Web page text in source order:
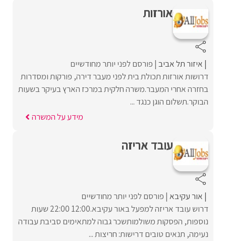
אורזות
איזור תל אביב פורסם לפני יותר מחודשיים
דרושות אורזות תכולת בית לפני מעבר דירה, פורקות ומסדרות
בחזרה אחרי המעבר.משרה חלקית במרכז הארץ בעיקר בשעות
הבוקר.תשלום הוגן כנגד ...
מידע על המשרה
עובד אריזה
אור עקיבא פורסם לפני יותר מחודשיים
דרוש עובד אריזה למפעל באור עקיבא.12:00 22:00 שעות
נוספות, הפסקות משולמותשכר גבוה למתאימים סביבת עבודה
נעימה, תנאים טובים דרישות: חריצות ...